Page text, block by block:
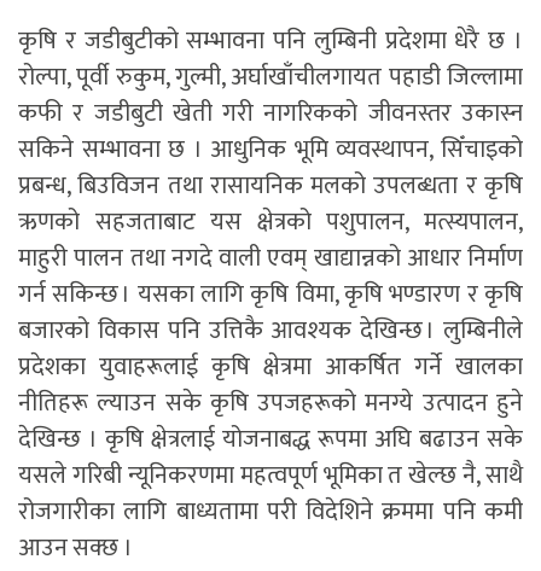
कृषि र जडीबुटीको सम्भावना पनि लुम्बिनी प्रदेशमा धेरै छ ।
रोल्पा, पूर्वी रुकुम, गुल्मी, अर्घाखाँचीलगायत पहाडी जिल्लामा
कफी र जडीबुटी खेती गरी नागरिकको जीवनस्तर उकास्न
सकिने सम्भावना छ । आधुनिक भूमि व्यवस्थापन, सिँचाइको
प्रबन्ध, बिउविजन तथा रासायनिक मलको उपलब्धता र कृषि
ऋणको सहजताबाट यस क्षेत्रको पशुपालन, मत्स्यपालन,
माहुरी पालन तथा नगदे वाली एवम् खाद्यान्नको आधार निर्माण
गर्न सकिन्छ । यसका लागि कृषि विमा, कृषि भण्डारण र कृषि
बजारको विकास पनि उत्तिकै आवश्यक देखिन्छ । लुम्बिनीले
प्रदेशका युवाहरूलाई कृषि क्षेत्रमा आकर्षित गर्ने खालका
नीतिहरू ल्याउन सके कृषि उपजहरूको मनग्ये उत्पादन हुने
देखिन्छ । कृषि क्षेत्रलाई योजनाबद्ध रूपमा अघि बढाउन सके
यसले गरिबी न्यूनिकरणमा महत्वपूर्ण भूमिका त खेल्छ नै, साथै
रोजगारीका लागि बाध्यतामा परी विदेशिने क्रममा पनि कमी
आउन सक्छ ।